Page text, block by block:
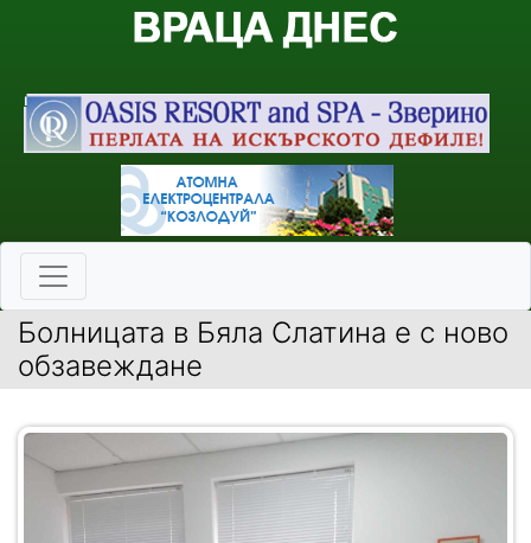
Болницата в Бяла Слатина е с ново
обзавеждане